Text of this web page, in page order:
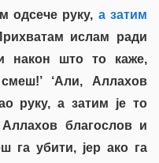
одсече руку, а затим
ислам ради
након што то каже,
‘Али, Аллахов
руку, а затим је то
Аллахов благослов и
га убити, јер ако га